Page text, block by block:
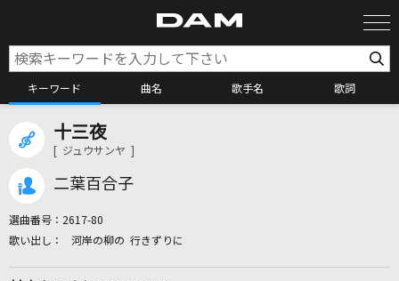
キーワード 曲名 歌手名 歌詞
十三夜
[ ジュウサンヤ ]
二葉百合子
選曲番号： 2617-80
河岸の柳の 行きずりに